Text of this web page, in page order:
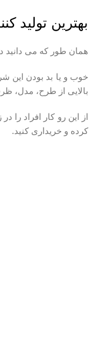
بهترین تولید
همان طور که می دانید
خوب و یا بد بودن این
بالایی از طرح، مدل،
از این رو کار افراد
کرده و خریداری کنید.